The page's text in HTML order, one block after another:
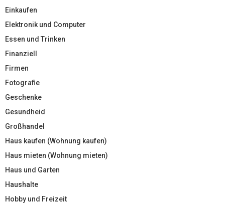
Einkaufen
Elektronik und Computer
Essen und Trinken
Finanziell
Firmen
Fotografie
Geschenke
Gesundheid
Großhandel
Haus kaufen (Wohnung kaufen)
Haus mieten (Wohnung mieten)
Haus und Garten
Haushalte
Hobby und Freizeit